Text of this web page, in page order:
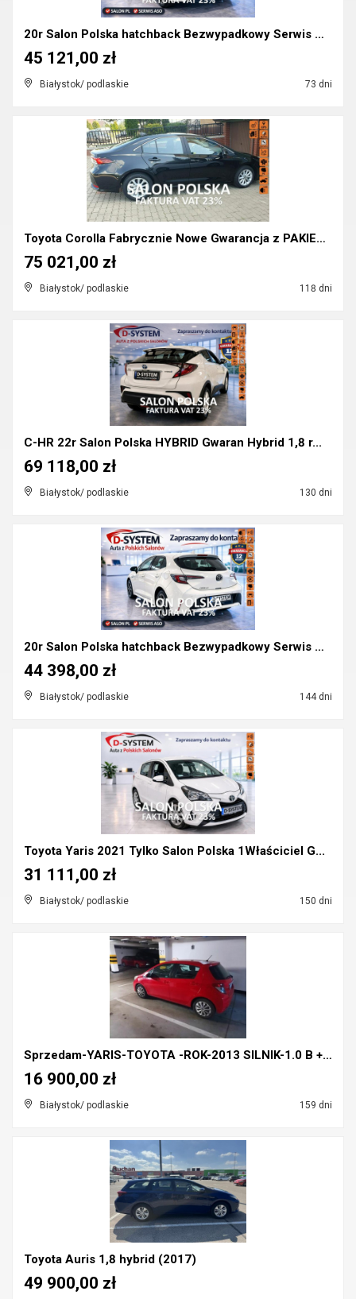
20r Salon Polska hatchback Bezwypadkowy Serwis ASO...
Białystok/ podlaskie 73 dni
45 121,00 zł
Toyota Corolla Fabrycznie Nowe Gwarancja z PAKIETE...
Białystok/ podlaskie 118 dni
75 021,00 zł
C-HR 22r Salon Polska HYBRID Gwaran Hybrid 1,8 r...
Białystok/ podlaskie 130 dni
69 118,00 zł
20r Salon Polska hatchback Bezwypadkowy Serwis ASO...
Białystok/ podlaskie 144 dni
44 398,00 zł
Toyota Yaris 2021 Tylko Salon Polska 1Właściciel G...
Białystok/ podlaskie 150 dni
31 111,00 zł
Sprzedam-YARIS-TOYOTA -ROK-2013 SILNIK-1.0 B +GAZ-...
Białystok/ podlaskie 159 dni
16 900,00 zł
Toyota Auris 1,8 hybrid (2017)
49 900,00 zł